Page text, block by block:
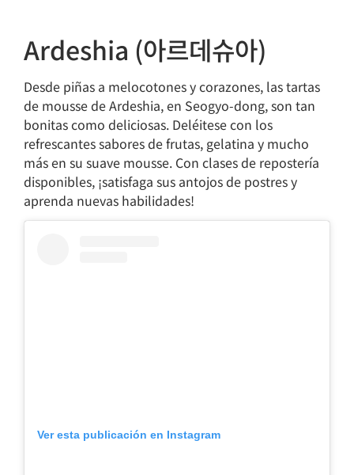
Ardeshia (아르데슈아)
Desde piñas a melocotones y corazones, las tartas
de mousse de Ardeshia, en Seogyo-dong, son tan
bonitas como deliciosas. Deléitese con los
refrescantes sabores de frutas, gelatina y mucho
más en su suave mousse. Con clases de repostería
disponibles, ¡satisfaga sus antojos de postres y
aprenda nuevas habilidades!
Ver esta publicación en Instagram